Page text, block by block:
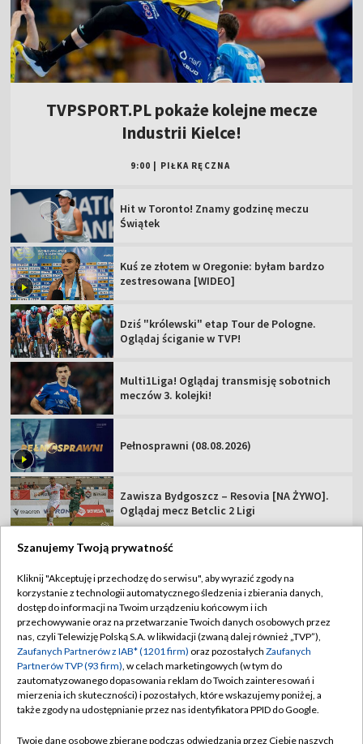
TVPSPORT.PL pokaże kolejne mecze
Industrii Kielce!
9:00 PIŁKA RĘCZNA
Hit w Toronto! Znamy godzinę meczu
Świątek
Kuś ze złotem w Oregonie: byłam bardzo
zestresowana [WIDEO]
Dziś "królewski" etap Tour de Pologne.
Oglądaj ściganie w TVP!
Multi1Liga! Oglądaj transmisję sobotnich
meczów 3. kolejki!
Pełnosprawni (08.08.2026)
Zawisza Bydgoszcz – Resovia [NA ŻYWO].
Oglądaj mecz Betclic 2 Ligi
TVP
Abonament TVP
Sklep TVP
Biuro Reklamy
Oferta Handlowa
Regulamin TVP
Polityka prywatności
Moje zgody
Biuro reklamy
Szanujemy Twoją prywatność
Kliknij "Akceptuję i przechodzę do serwisu", aby wyrazić zgody na
korzystanie z technologii automatycznego śledzenia i zbierania danych,
dostęp do informacji na Twoim urządzeniu końcowym i ich
przechowywanie oraz na przetwarzanie Twoich danych osobowych przez
nas, czyli Telewizję Polską S.A. w likwidacji (zwaną dalej również „TVP”),
Zaufanych Partnerów z IAB* (1201 firm) oraz pozostałych Zaufanych
Partnerów TVP (93 firm), w celach marketingowych (w tym do
zautomatyzowanego dopasowania reklam do Twoich zainteresowań i
mierzenia ich skuteczności) i pozostałych, które wskazujemy poniżej, a
także zgody na udostępnianie przez nas identyfikatora PPID do Google.
Twoje dane osobowe zbierane podczas odwiedzania przez Ciebie naszych